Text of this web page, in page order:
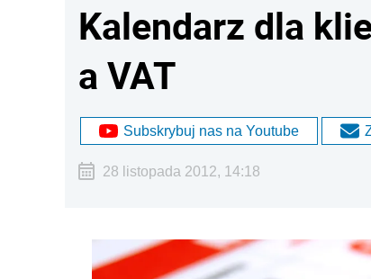
Kalendarz dla
a VAT
Subskrybuj nas na Youtube
28 listopada 2012, 14:18